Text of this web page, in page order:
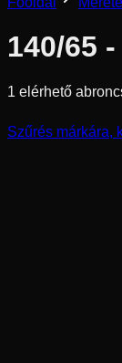
140/65
1 elérhető
Szűrés márkára,